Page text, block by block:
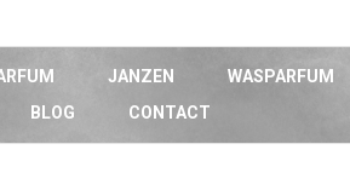
JANZEN WASPARFUM
BLOG CONTACT